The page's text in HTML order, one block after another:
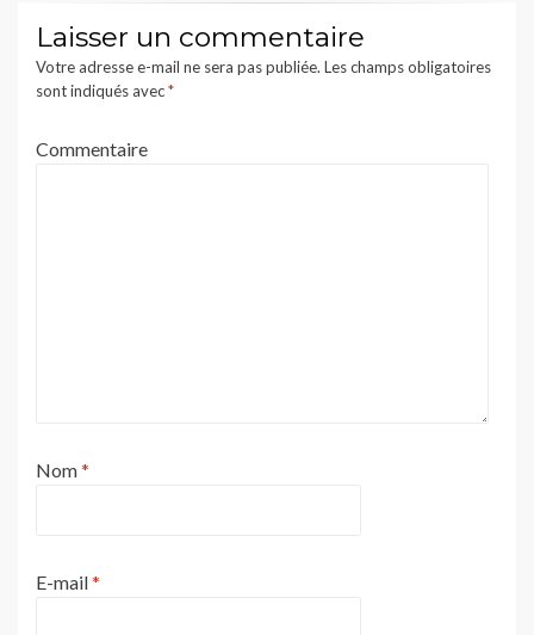
Laisser un commentaire
Votre adresse e-mail ne sera pas publiée. Les champs obligatoires
sont indiqués avec*
Commentaire
Nom*
E-mail*